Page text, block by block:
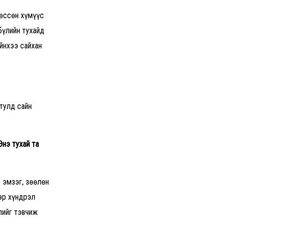
хүмүүс
тухайд
сайхан
сайн
тухай та
эмзэг, зөөлөн
хүндрэл
тэвчиж